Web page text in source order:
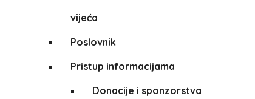
vijeća
Poslovnik
Pristup informacijama
Donacije i sponzorstva